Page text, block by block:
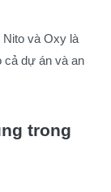
và Oxy là
cả dự án và an
trong